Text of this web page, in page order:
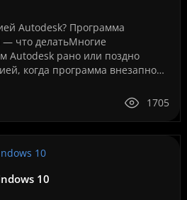
Autodesk? Программа
— что делатьМногие
Autodesk рано или поздно
когда программа внезапно
1705
10